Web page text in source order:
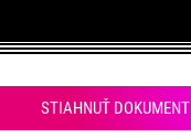
STIAHNUŤ DOKUMENT